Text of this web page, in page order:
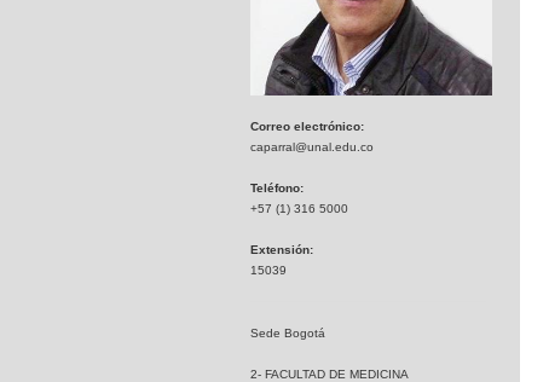
Correo electrónico:
caparral@unal.edu.co
Teléfono:
+57 (1) 316 5000
Extensión:
15039
Sede Bogotá
2- FACULTAD DE MEDICINA